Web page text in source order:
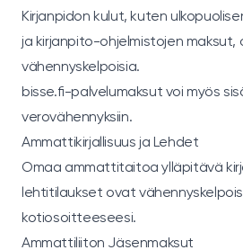
Kirjanpidon kulut, kuten
ja kirjanpito-ohjelmistojen maksut,
vähennyskelpoisia.
bisse.fi-palvelumaksut voi myös
verovähennyksiin.
Ammattikirjallisuus ja Lehdet
Omaa ammattitaitoa ylläpitävä
lehtitilaukset ovat
kotiosoitteeseesi.
Ammattiliiton Jäsenmaksut